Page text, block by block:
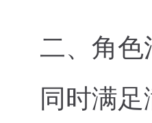
二、角色
同时满